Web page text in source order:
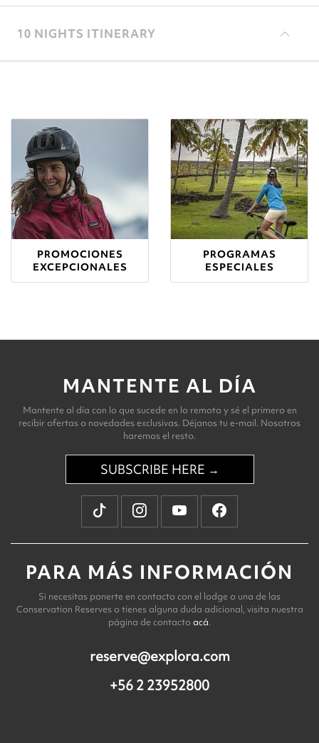
10 NIGHTS ITINERARY
PROMOCIONES
EXCEPCIONALES
PROGRAMAS
ESPECIALES
MANTENTE AL DÍA
Mantente al día con lo que sucede en lo remoto y sé el primero en
recibir ofertas o novedades exclusivas. Déjanos tu e-mail. Nosotros
haremos el resto.
SUBSCRIBE HERE →
PARA MÁS INFORMACIÓN
Si necesitas ponerte en contacto con el lodge o una de las
Conservation Reserves o tienes alguna duda adicional, visita nuestra
página de contactoacá.
reserve@explora.com
+56 2 23952800